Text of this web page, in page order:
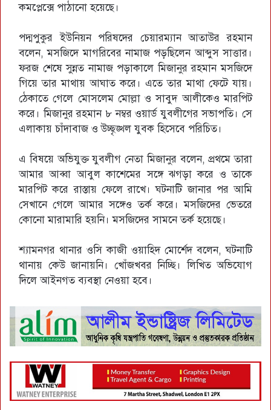
কমপ্লেক্সে পাঠানো হয়েছে।
পদ্মপুকুর ইউনিয়ন পরিষদের চেয়ারম্যান আতাউর রহমান
বলেন, মসজিদে মাগরিবের নামাজ পড়ছিলেন আব্দুস সাত্তার।
ফরজ শেষে সুন্নত নামাজ পড়াকালে মিজানুর রহমান মসজিদে
গিয়ে তার মাথায় আঘাত করে। এতে তার মাথা ফেটে যায়।
ঠেকাতে গেলে মোসলেম মোল্লা ও সাবুদ আলীকেও মারপিট
করে। মিজানুর রহমান ৮ নম্বর ওয়ার্ড যুবলীগের সভাপতি। সে
এলাকায় চাঁদাবাজ ও উচ্ছৃঙ্খল যুবক হিসেবে পরিচিত।
এ বিষয়ে অভিযুক্ত যুবলীগ নেতা মিজানুর বলেন, প্রথমে তারা
আমার আব্বা আবুল কাশেমের সঙ্গে ঝগড়া করে ও তাকে
মারপিট করে রাস্তায় ফেলে রাখে। ঘটনাটি জানার পর আমি
সেখানে গেলে আমার সঙ্গেও তর্ক করে। মসজিদের ভেতরে
কোনো মারামারি হয়নি। মসজিদের সামনে তর্ক হয়েছে।
শ্যামনগর থানার ওসি কাজী ওয়াহিদ মোর্শেদ বলেন, ঘটনাটি
থানায় কেউ জানায়নি। খোঁজখবর নিচ্ছি। লিখিত অভিযোগ
দিলে আইনগত ব্যবস্থা নেওয়া হবে।